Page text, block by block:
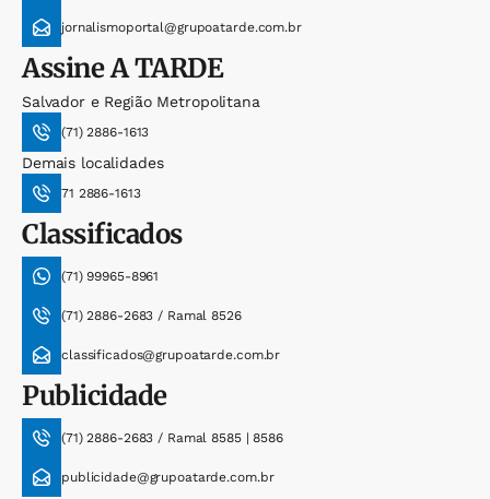
jornalismoportal@grupoatarde.com.br
AssineA TARDE
Salvador e Região Metropolitana
(71) 2886-1613
Demais localidades
71 2886-1613
Classificados
(71) 99965-8961
(71) 2886-2683 / Ramal 8526
classificados@grupoatarde.com.br
Publicidade
(71) 2886-2683 / Ramal 8585 | 8586
publicidade@grupoatarde.com.br